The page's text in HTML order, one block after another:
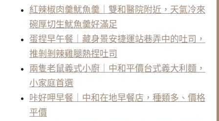
紅辣椒肉羹魷魚羹｜雙和醫院附近，天氣冷來
碗厚切生魷魚羹好滿足
蛋捏早午餐｜藏身景安捷運站巷弄中的吐司，
推剝剝辣雞腿熱捏吐司
兩隻老鼠義式小廚｜中和平價台式義大利麵，
小家庭首選
咔好呷早餐｜中和在地早餐店，種類多、價格
平價